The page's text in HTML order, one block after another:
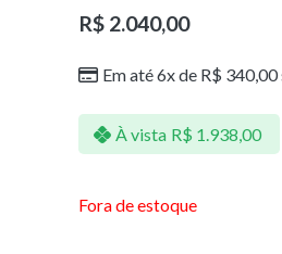
R$ 2.040,00
Em até 6x de R$ 340,00
À vista R$ 1.938,00
Fora de estoque